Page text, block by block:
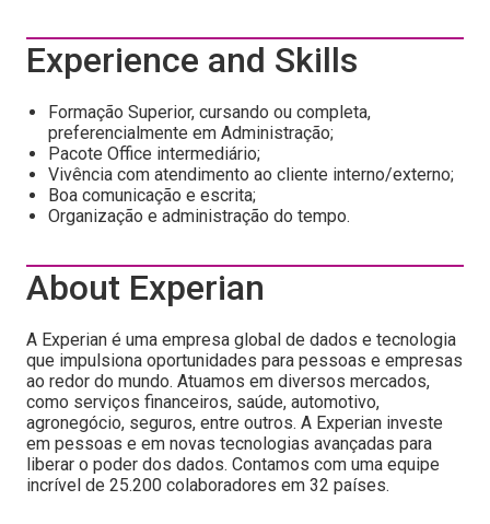
Experience and Skills
Formação Superior, cursando ou completa,
preferencialmente em Administração;
Pacote Office intermediário;
Vivência com atendimento ao cliente interno/externo;
Boa comunicação e escrita;
Organização e administração do tempo.
About Experian
A Experian é uma empresa global de dados e tecnologia
que impulsiona oportunidades para pessoas e empresas
ao redor do mundo. Atuamos em diversos mercados,
como serviços financeiros, saúde, automotivo,
agronegócio, seguros, entre outros. A Experian investe
em pessoas e em novas tecnologias avançadas para
liberar o poder dos dados. Contamos com uma equipe
incrível de 25.200 colaboradores em 32 países.